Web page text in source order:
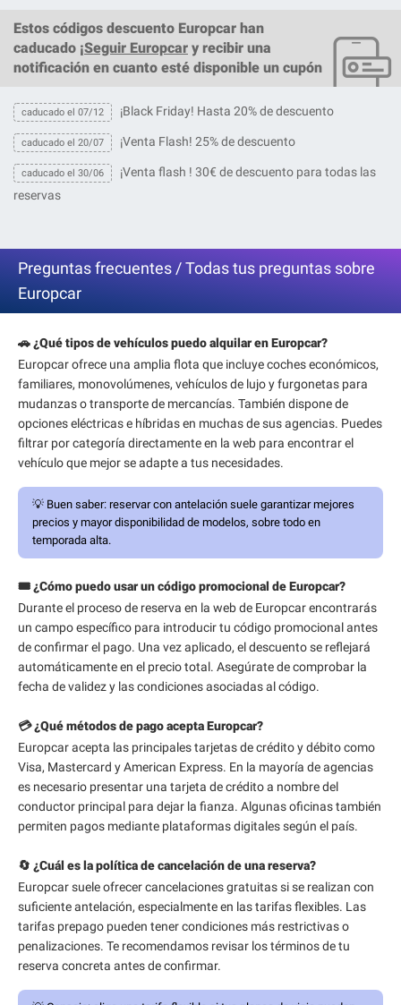
Estos códigos descuento Europcar han
caducado ¡Seguir Europcar y recibir una
notificación en cuanto esté disponible un cupón
caducado el 07/12 ¡Black Friday! Hasta 20% de descuento
caducado el 20/07 ¡Venta Flash! 25% de descuento
caducado el 30/06
¡Venta flash ! 30€ de descuento para todas las
reservas
Preguntas frecuentes / Todas tus preguntas sobre
Europcar
🚗 ¿Qué tipos de vehículos puedo alquilar en Europcar?
Europcar ofrece una amplia flota que incluye coches económicos,
familiares, monovolúmenes, vehículos de lujo y furgonetas para
mudanzas o transporte de mercancías. También dispone de
opciones eléctricas e híbridas en muchas de sus agencias. Puedes
filtrar por categoría directamente en la web para encontrar el
vehículo que mejor se adapte a tus necesidades.
💡 Buen saber: reservar con antelación suele garantizar mejores
precios y mayor disponibilidad de modelos, sobre todo en
temporada alta.
🎟️ ¿Cómo puedo usar un código promocional de Europcar?
Durante el proceso de reserva en la web de Europcar encontrarás
un campo específico para introducir tu código promocional antes
de confirmar el pago. Una vez aplicado, el descuento se reflejará
automáticamente en el precio total. Asegúrate de comprobar la
fecha de validez y las condiciones asociadas al código.
💳 ¿Qué métodos de pago acepta Europcar?
Europcar acepta las principales tarjetas de crédito y débito como
Visa, Mastercard y American Express. En la mayoría de agencias
es necesario presentar una tarjeta de crédito a nombre del
conductor principal para dejar la fianza. Algunas oficinas también
permiten pagos mediante plataformas digitales según el país.
🔄 ¿Cuál es la política de cancelación de una reserva?
Europcar suele ofrecer cancelaciones gratuitas si se realizan con
suficiente antelación, especialmente en las tarifas flexibles. Las
tarifas prepago pueden tener condiciones más restrictivas o
penalizaciones. Te recomendamos revisar los términos de tu
reserva concreta antes de confirmar.